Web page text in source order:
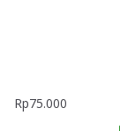
Rp75.000